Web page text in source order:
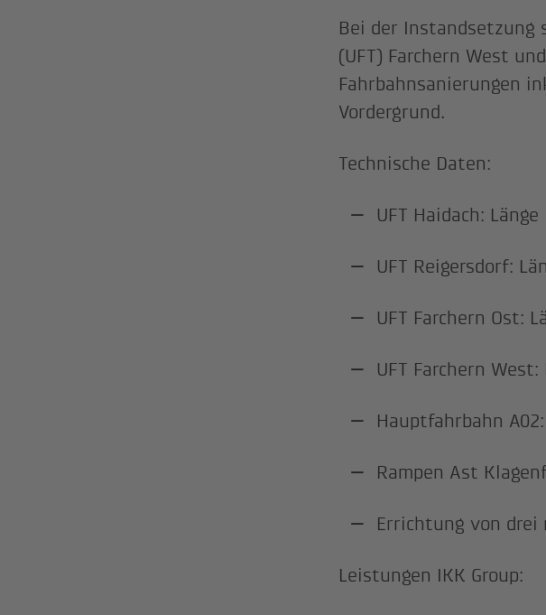
Bei der Instandsetzung
(UFT) Farchern West
Fahrbahnsanierungen
Vordergrund.
Technische Daten:
UFT Haidach:
UFT Reigersdorf:
UFT Farchern Ost:
UFT Farchern
Hauptfahrbahn
Rampen Ast
Errichtung von drei
Leistungen IKK Group: